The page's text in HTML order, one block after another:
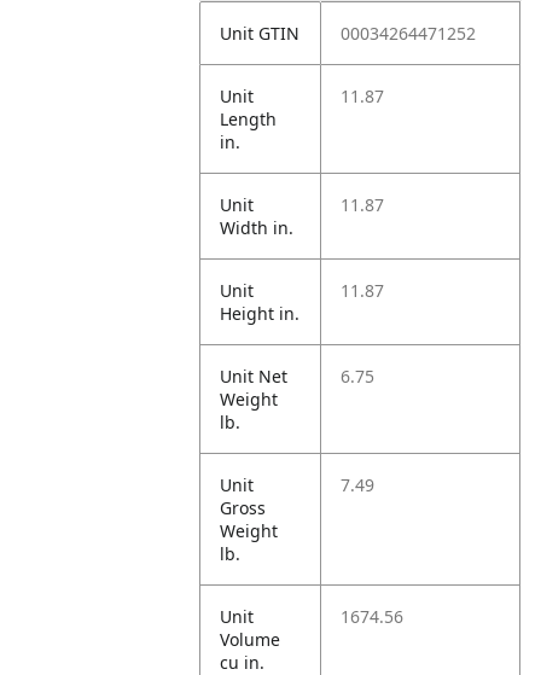
Unit GTIN 00034264471252
Unit
Length
in.
11.87
Unit
Width in.
11.87
Unit
Height in.
11.87
Unit Net
Weight
lb.
6.75
Unit
Gross
Weight
lb.
7.49
Unit
Volume
cu in.
1674.56